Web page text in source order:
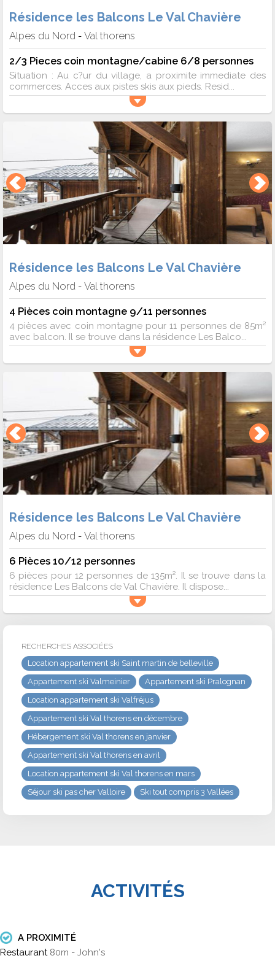
Résidence les Balcons Le Val Chavière
Alpes du Nord - Val thorens
2/3 Pieces coin montagne/cabine 6/8 personnes
Situation : Au c?ur du village, a proximite immediate des
commerces. Acces aux pistes skis aux pieds. Resid...
Résidence les Balcons Le Val Chavière
Alpes du Nord - Val thorens
4 Pièces coin montagne 9/11 personnes
4 pièces avec coin montagne pour 11 personnes de 85m²
avec balcon. Il se trouve dans la résidence Les Balco...
Résidence les Balcons Le Val Chavière
Alpes du Nord - Val thorens
6 Pièces 10/12 personnes
6 pièces pour 12 personnes de 135m². Il se trouve dans la
résidence Les Balcons de Val Chavière. Il dispose...
RECHERCHES ASSOCIÉES
Location appartement ski Saint martin de belleville
Appartement ski Valmeinier
Appartement ski Pralognan
Location appartement ski Valfréjus
Appartement ski Val thorens en décembre
Hébergement ski Val thorens en janvier
Appartement ski Val thorens en avril
Location appartement ski Val thorens en mars
Séjour ski pas cher Valloire
Ski tout compris 3 Vallées
ACTIVITÉS
A PROXIMITÉ
Restaurant 80m - John's